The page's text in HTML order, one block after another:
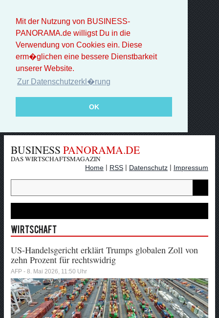
Mit der Nutzung von BUSINESS-
PANORAMA.de willigst Du in die
Verwendung von Cookies ein. Diese
erm�glichen eine bessere Dienstbarkeit
unserer Website.
Zur Datenschutzerkl�rung
OK
BUSINESS PANORAMA.DE
DAS WIRTSCHAFTSMAGAZIN
Home | RSS | Datenschutz | Impressum
Wirtschaft
US-Handelsgericht erklärt Trumps globalen Zoll von
zehn Prozent für rechtswidrig
AFP - 8. Mai 2026, 11:50 Uhr